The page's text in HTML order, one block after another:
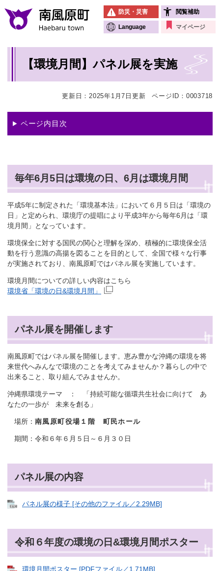
メニューを飛ばして本文へ
防災・災害 閲覧補助
Language マイページ
【環境月間】パネル展を実施
更新日：2025年1月7日更新 ページID：0003718
ページ内目次
毎年6月5日は環境の日、6月は環境月間
平成5年に制定された「環境基本法」において６月５日は「環境の
日」と定められ、環境庁の提唱により平成3年から毎年6月は「環
境月間」となっています。
環境保全に対する国民の関心と理解を深め、積極的に環境保全活
動を行う意識の高揚を図ることを目的として、全国で様々な行事
が実施されており、南風原町ではパネル展を実施しています。
環境月間についての詳しい内容はこちら
環境省「環境の日&環境月間」
パネル展を開催します
南風原町ではパネル展を開催します。恵み豊かな沖縄の環境を将
来世代へみんなで環境のことを考えてみませんか？暮らしの中で
出来ること、取り組んでみませんか。
沖縄県環境テーマ ： 「持続可能な循環共生社会に向けて あ
なたの一歩が 未来を創る」
場所： 南風原町役場１階 町民ホール
期間：令和６年６月５日～６月３０日
パネル展の内容
パネル展の様子 [その他のファイル／2.29MB]
令和６年度の環境の日&環境月間ポスター
環境月間ポスター [PDFファイル／1.71MB]